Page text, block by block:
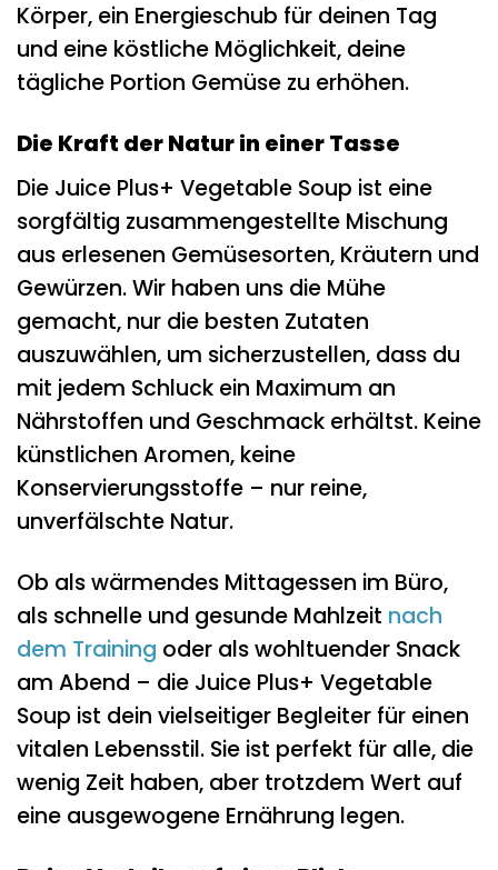
Körper, ein Energieschub für deinen Tag
und eine köstliche Möglichkeit, deine
tägliche Portion Gemüse zu erhöhen.
Die Kraft der Natur in einer Tasse
Die Juice Plus+ Vegetable Soup ist eine
sorgfältig zusammengestellte Mischung
aus erlesenen Gemüsesorten, Kräutern und
Gewürzen. Wir haben uns die Mühe
gemacht, nur die besten Zutaten
auszuwählen, um sicherzustellen, dass du
mit jedem Schluck ein Maximum an
Nährstoffen und Geschmack erhältst. Keine
künstlichen Aromen, keine
Konservierungsstoffe – nur reine,
unverfälschte Natur.
Ob als wärmendes Mittagessen im Büro,
als schnelle und gesunde Mahlzeit nach
dem Training oder als wohltuender Snack
am Abend – die Juice Plus+ Vegetable
Soup ist dein vielseitiger Begleiter für einen
vitalen Lebensstil. Sie ist perfekt für alle, die
wenig Zeit haben, aber trotzdem Wert auf
eine ausgewogene Ernährung legen.